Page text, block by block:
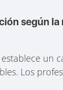
según
un
Los